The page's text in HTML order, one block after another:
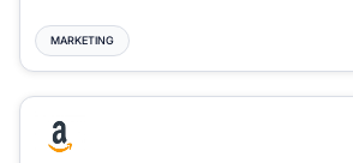
MARKETING